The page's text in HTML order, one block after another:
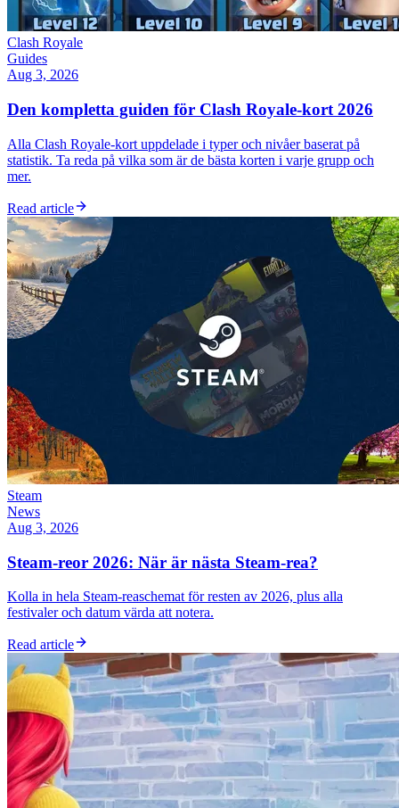
Clash Royale
Guides
Aug 3, 2026
Den kompletta guiden för Clash Royale-kort 2026
Alla Clash Royale-kort uppdelade i typer och nivåer baserat på
statistik. Ta reda på vilka som är de bästa korten i varje grupp och
mer.
Read article
Steam
News
Aug 3, 2026
Steam-reor 2026: När är nästa Steam-rea?
Kolla in hela Steam-reaschemat för resten av 2026, plus alla
festivaler och datum värda att notera.
Read article